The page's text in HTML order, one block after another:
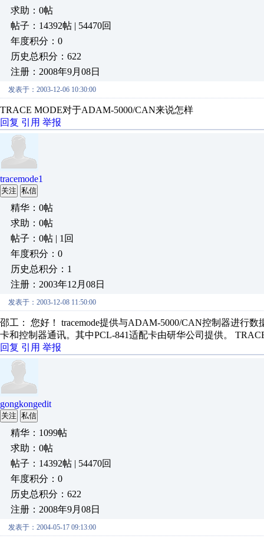
求助：0帖
帖子：14392帖 | 54470回
年度积分：0
历史总积分：622
注册：2008年9月08日
发表于：2003-12-06 10:30:00
TRACE MODE对于ADAM-5000/CAN来说怎样
回复 引用 举报
tracemode1
关注 私信
精华：0帖
求助：0帖
帖子：0帖 | 1回
年度积分：0
历史总积分：1
注册：2003年12月08日
发表于：2003-12-08 11:50:00
邵工： 您好！ tracemode提供与ADAM-5000/CAN控制器进行
卡和控制器通讯。其中PCL-841适配卡由研华公司提供。
回复 引用 举报
gongkongedit
关注 私信
精华：1099帖
求助：0帖
帖子：14392帖 | 54470回
年度积分：0
历史总积分：622
注册：2008年9月08日
发表于：2004-05-17 09:13:00